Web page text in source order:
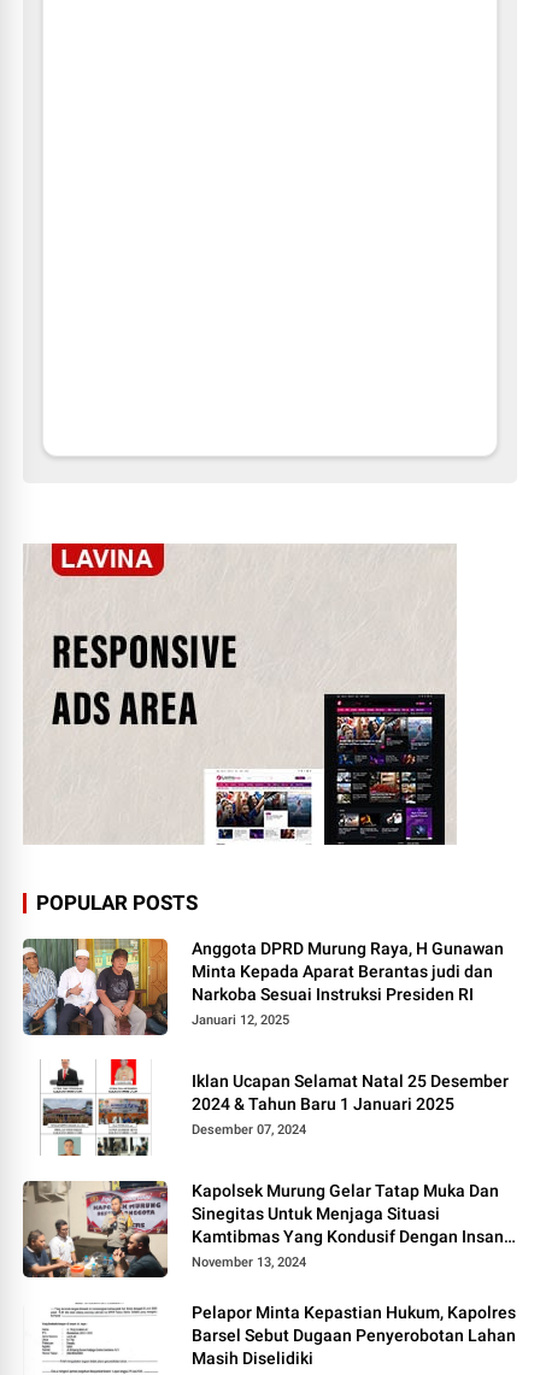
POPULAR POSTS
Anggota DPRD Murung Raya, H Gunawan
Minta Kepada Aparat Berantas judi dan
Narkoba Sesuai Instruksi Presiden RI
Januari 12, 2025
Iklan Ucapan Selamat Natal 25 Desember
2024 & Tahun Baru 1 Januari 2025
Desember 07, 2024
Kapolsek Murung Gelar Tatap Muka Dan
Sinegitas Untuk Menjaga Situasi
Kamtibmas Yang Kondusif Dengan Insan
Pers
November 13, 2024
Pelapor Minta Kepastian Hukum, Kapolres
Barsel Sebut Dugaan Penyerobotan Lahan
Masih Diselidiki